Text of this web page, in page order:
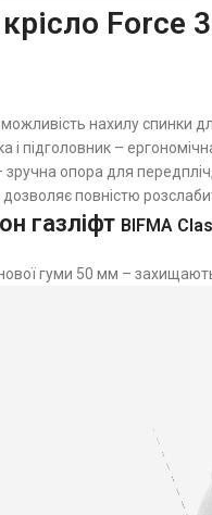
Force
нахилу спинки
і підголовник –
– зручна опора для
повністю
газліфт BIFMA
гуми 50 мм –